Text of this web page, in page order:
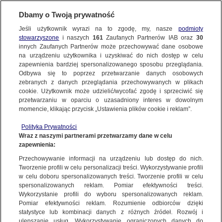
SUBSKRYBUJ
Natalia Kieszek
Wydawczyni działu Biznes tvn24.pl
POWIĄZANE MATERIAŁY
Dbamy o Twoją prywatność
Jeśli użytkownik wyrazi na to zgodę, my, nasze podmioty
stowarzyszone i naszych 161Zaufanych Partnerów IAB oraz 30
innych Zaufanych Partnerów może przechowywać dane osobowe
na urządzeniu użytkownika i uzyskiwać do nich dostęp w celu
zapewnienia bardziej spersonalizowanego sposobu przeglądania.
Odbywa się to poprzez przetwarzanie danych osobowych
zebranych z danych przeglądania przechowywanych w plikach
cookie. Użytkownik może udzielić/wycofać zgodę i sprzeciwić się
przetwarzaniu w oparciu o uzasadniony interes w dowolnym
momencie, klikając przycisk „Ustawienia plików cookie i reklam”.
Polityka Prywatności
Wraz z naszymi partnerami przetwarzamy dane w celu
zapewnienia:
Przechowywanie informacji na urządzeniu lub dostęp do nich.
Tworzenie profili w celu personalizacji treści. Wykorzystywanie profili
w celu doboru spersonalizowanych treści. Tworzenie profili w celu
spersonalizowanych reklam. Pomiar efektywności treści.
Wykorzystanie profili do wyboru spersonalizowanych reklam.
Pomiar efektywności reklam. Rozumienie odbiorców dzięki
statystyce lub kombinacji danych z różnych źródeł. Rozwój i